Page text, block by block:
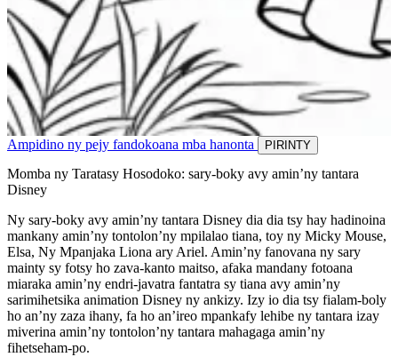
Ampidino ny pejy fandokoana mba hanonta PIRINTY
Momba ny Taratasy Hosodoko: sary-boky avy amin’ny tantara
Disney
Ny sary-boky avy amin’ny tantara Disney dia dia tsy hay hadinoina
mankany amin’ny tontolon’ny mpilalao tiana, toy ny Micky Mouse,
Elsa, Ny Mpanjaka Liona ary Ariel. Amin’ny fanovana ny sary
mainty sy fotsy ho zava-kanto maitso, afaka mandany fotoana
miaraka amin’ny endri-javatra fantatra sy tiana avy amin’ny
sarimihetsika animation Disney ny ankizy. Izy io dia tsy fialam-boly
ho an’ny zaza ihany, fa ho an’ireo mpankafy lehibe ny tantara izay
miverina amin’ny tontolon’ny tantara mahagaga amin’ny
fihetseham-po.